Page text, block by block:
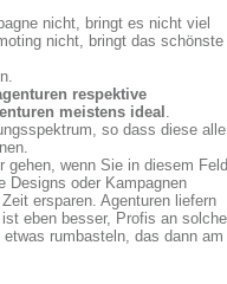
nicht, bringt es nicht viel
nicht, bringt das schönste
respektive
meistens ideal .
so dass diese alle
gehen, wenn Sie in diesem Feld
Designs oder Kampagnen
ersparen. Agenturen liefern
eben besser, Profis an solche
rumbasteln, das dann am